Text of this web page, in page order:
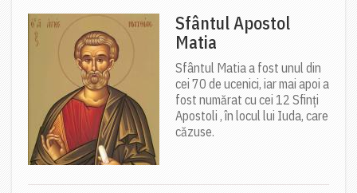
Sfântul Apostol
Matia
Sfântul Matia a fost unul din
cei 70 de ucenici, iar mai apoi a
fost numărat cu cei 12 Sfinți
Apostoli , în locul lui Iuda, care
căzuse.